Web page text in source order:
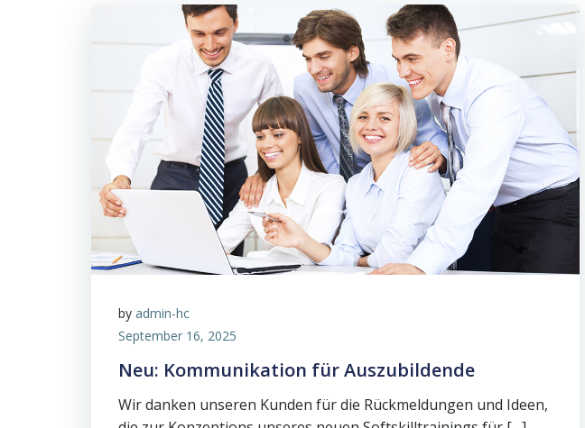
by admin-hc
September 16, 2025
Neu: Kommunikation für Auszubildende
Wir danken unseren Kunden für die Rückmeldungen und Ideen,